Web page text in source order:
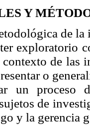
Y
de
exploratorio
contexto de las
o
un proceso
de
y la gerencia